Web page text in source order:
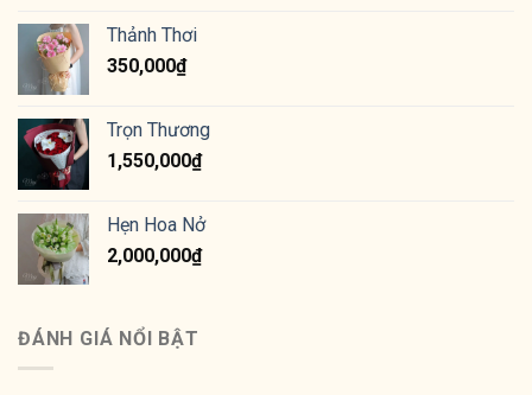
Thảnh Thơi
350,000₫
Trọn Thương
1,550,000₫
Hẹn Hoa Nở
2,000,000₫
ĐÁNH GIÁ NỔI BẬT